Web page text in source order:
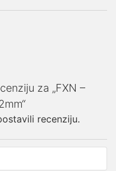
za „FXN –
recenziju.